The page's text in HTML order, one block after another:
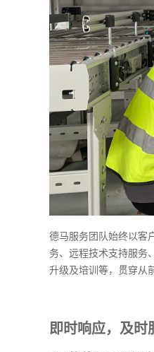
德马服务团队始终以客
务、远程技术支持服务
升级及培训等，贯穿从
即时响应，及时